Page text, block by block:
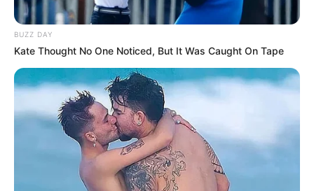
BUZZ DAY
Kate Thought No One Noticed, But It Was Caught On Tape